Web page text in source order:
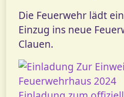
Die Feuerwehr lädt
Einzug ins neue
Clauen.